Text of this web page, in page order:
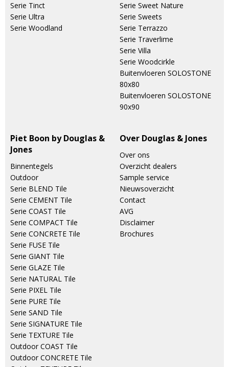
Serie Tinct
Serie Ultra
Serie Woodland
Serie Sweet Nature
Serie Sweets
Serie Terrazzo
Serie Traverlime
Serie Villa
Serie Woodcirkle
Buitenvloeren SOLOSTONE
80x80
Buitenvloeren SOLOSTONE
90x90
Piet Boon by Douglas &
Jones
Binnentegels
Outdoor
Serie BLEND Tile
Serie CEMENT Tile
Serie COAST Tile
Serie COMPACT Tile
Serie CONCRETE Tile
Serie FUSE Tile
Serie GIANT Tile
Serie GLAZE Tile
Serie NATURAL Tile
Serie PIXEL Tile
Serie PURE Tile
Serie SAND Tile
Serie SIGNATURE Tile
Serie TEXTURE Tile
Outdoor COAST Tile
Outdoor CONCRETE Tile
Over Douglas & Jones
Over ons
Overzicht dealers
Sample service
Nieuwsoverzicht
Contact
AVG
Disclaimer
Brochures